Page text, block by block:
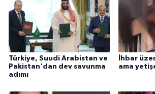
Türkiye, Suudi Arabistan ve
Pakistan'dan dev savunma
adımı
İhbar
ama